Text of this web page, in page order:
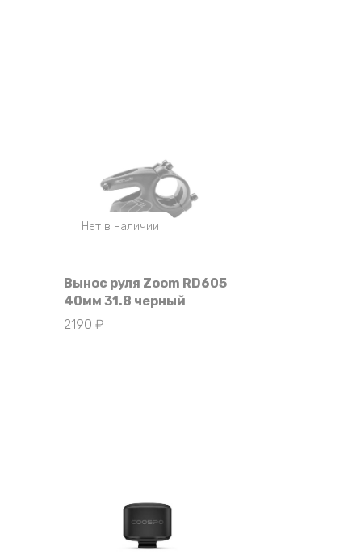
Нет в наличии
Вынос руля Zoom RD605
40мм 31.8 черный
2190 ₽